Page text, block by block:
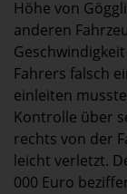
Höhe von
anderen
Fahrers falsch
einleiten
Kontrolle über
rechts von der
leicht verletzt.
000 Euro